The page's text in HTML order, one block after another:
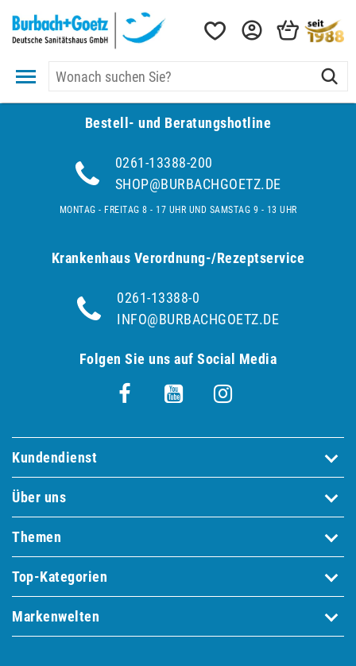
Bestell- und Be­ra­tungs­hot­line
0261-13388-200
SHOP@BURBACHGOETZ.DE
MONTAG - FREITAG 8 - 17 UHR UND SAMSTAG 9 - 13 UHR
Krankenhaus Verordnung-/Rezeptservice
0261-13388-0
INFO@BURBACHGOETZ.DE
Folgen Sie uns auf Social Media
Kundendienst
Über uns
Themen
Top-Kategorien
Markenwelten